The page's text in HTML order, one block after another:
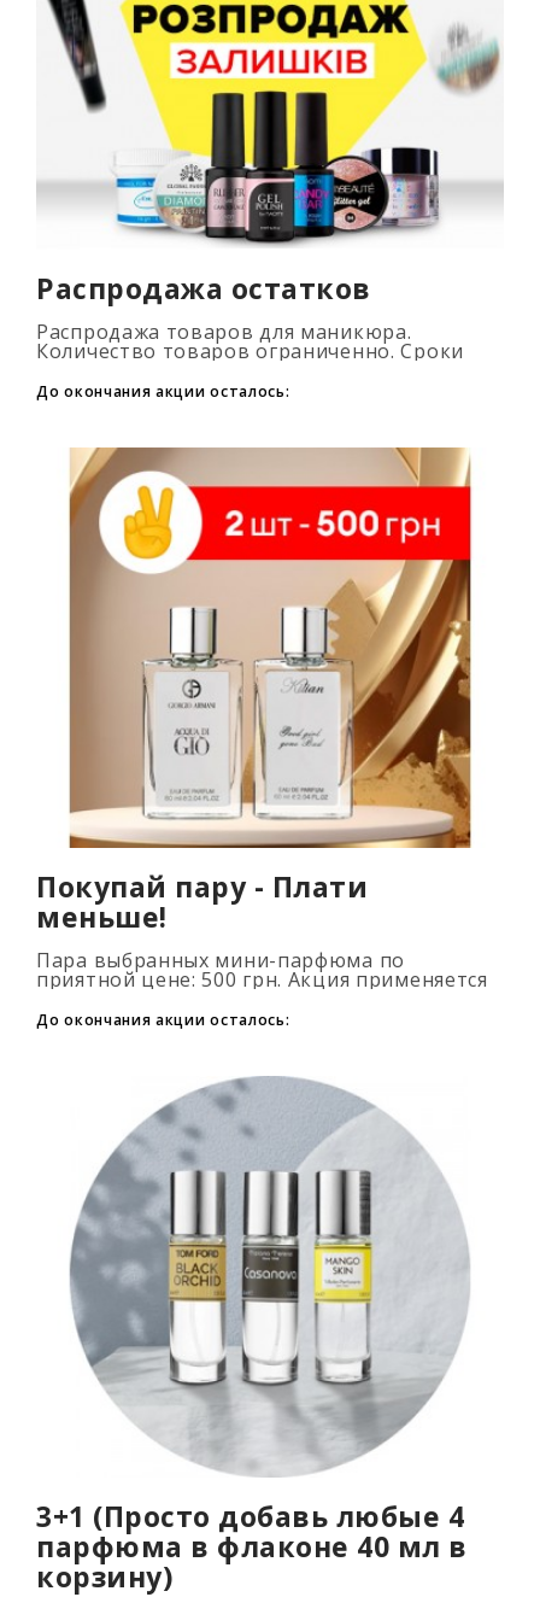
Распродажа остатков
Распродажа товаров для маникюра.
Количество товаров ограниченно. Сроки
До окончания акции осталось:
Покупай пару - Плати
меньше!
Пара выбранных мини-парфюма по
приятной цене: 500 грн. Акция применяется
флаконов в корзину. Количество товаров
огранич..
До окончания акции осталось:
3+1 (Просто добавь любые 4
парфюма в флаконе 40 мл в
корзину)